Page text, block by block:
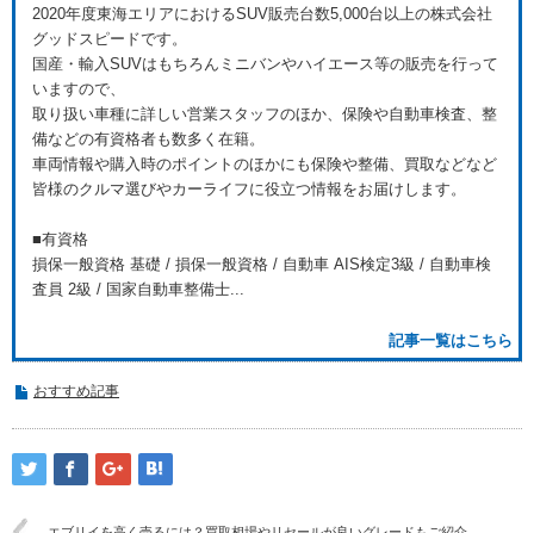
2020年度東海エリアにおけるSUV販売台数5,000台以上の株式会社
グッドスピードです。
国産・輸入SUVはもちろんミニバンやハイエース等の販売を行って
いますので、
取り扱い車種に詳しい営業スタッフのほか、保険や自動車検査、整
備などの有資格者も数多く在籍。
車両情報や購入時のポイントのほかにも保険や整備、買取などなど
皆様のクルマ選びやカーライフに役立つ情報をお届けします。
■有資格
損保一般資格 基礎 / 損保一般資格 / 自動車 AIS検定3級 / 自動車検
査員 2級 / 国家自動車整備士...
記事一覧はこちら
おすすめ記事